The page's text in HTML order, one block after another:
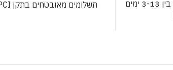
משלוח חינם עד הבית בין 3-13 ימים
תשלומים מאובטחים בתקן PCI